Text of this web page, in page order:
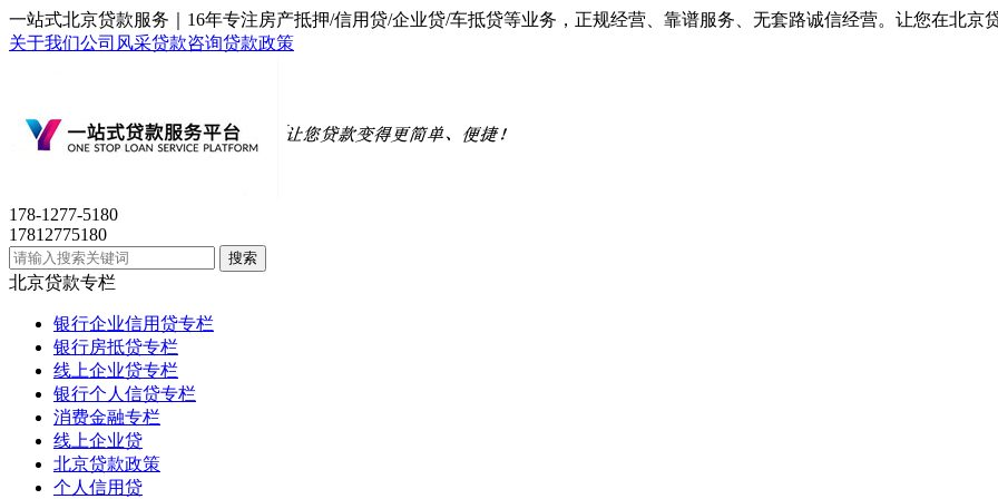
一站式北京贷款服务｜16年专注房产抵押/信用贷/企业贷/车抵贷等业务，正规经营、靠谱服务、无套路诚信经营。让您在北京
关于我们公司风采贷款咨询贷款政策
178-1277-5180
17812775180
北京贷款专栏
银行企业信用贷专栏
银行房抵贷专栏
线上企业贷专栏
银行个人信贷专栏
消费金融专栏
线上企业贷
北京贷款政策
个人信用贷